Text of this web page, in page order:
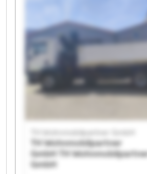
Wohnmobilpartner GmbH TH
Wohnmobilpartner GmbH TH
GmbH TH Wohnmobilpartner GmbH TH
Wohnmobilpartner GmbH TH
GmbH TH Wohnmobilpartner GmbH
Wohnmobilpartner GmbH TH
GmbH
TH Wohnmobilpartner GmbH
TH Wohnmobilpartner
GmbH TH
GmbH